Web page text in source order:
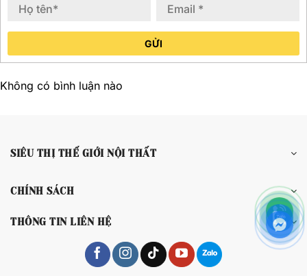
GỬI
Không có bình luận nào
SIÊU THỊ THẾ GIỚI NỘI THẤT
CHÍNH SÁCH
THÔNG TIN LIÊN HỆ